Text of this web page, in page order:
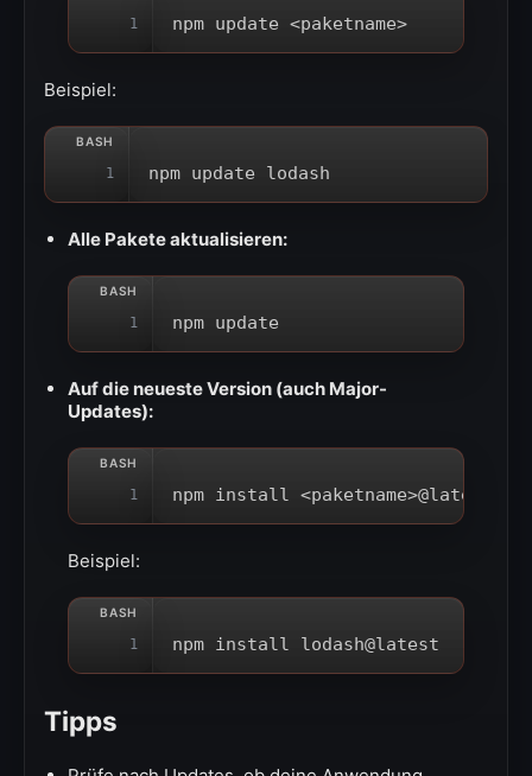
1 npm update <paketname>
Beispiel:
1 npm update lodash
Alle Pakete aktualisieren:
1 npm update
Auf die neueste Version (auch Major-
Updates):
1 npm install <paketname>@latest
Beispiel:
1 npm install lodash@latest
Tipps